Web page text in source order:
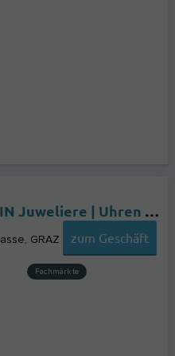
SCHULLIN Juweliere | Uhren & Schmuck | Official Rolex Retailer
GRAZ zum Geschäft
Fachmärkte